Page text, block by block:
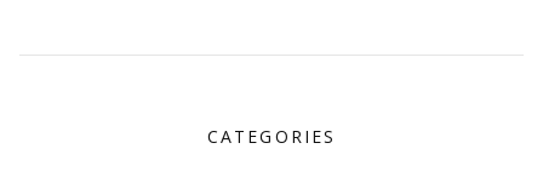
CATEGORIES